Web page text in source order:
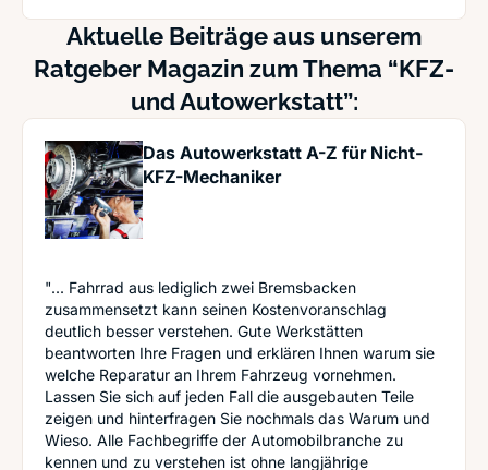
Aktuelle Beiträge aus unserem
Ratgeber Magazin zum Thema “KFZ-
und Autowerkstatt”:
Das Autowerkstatt A-Z für Nicht-
KFZ-Mechaniker
"... Fahrrad aus lediglich zwei Bremsbacken
zusammensetzt kann seinen Kostenvoranschlag
deutlich besser verstehen. Gute Werkstätten
beantworten Ihre Fragen und erklären Ihnen warum sie
welche Reparatur an Ihrem Fahrzeug vornehmen.
Lassen Sie sich auf jeden Fall die ausgebauten Teile
zeigen und hinterfragen Sie nochmals das Warum und
Wieso. Alle Fachbegriffe der Automobilbranche zu
kennen und zu verstehen ist ohne langjährige